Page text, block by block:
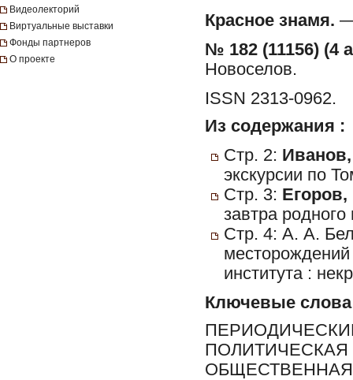
Видеолекторий
Виртуальные выставки
Фонды партнеров
О проекте
Красное знамя. —
№ 182 (11156) (4
Новоселов.
ISSN 2313-0962.
Из содержания :
Стр. 2:
экскурсии по
Стр. 3: Егоров,
завтра родного
Стр. 4: А. А.
месторождений
института :
Ключевые слова